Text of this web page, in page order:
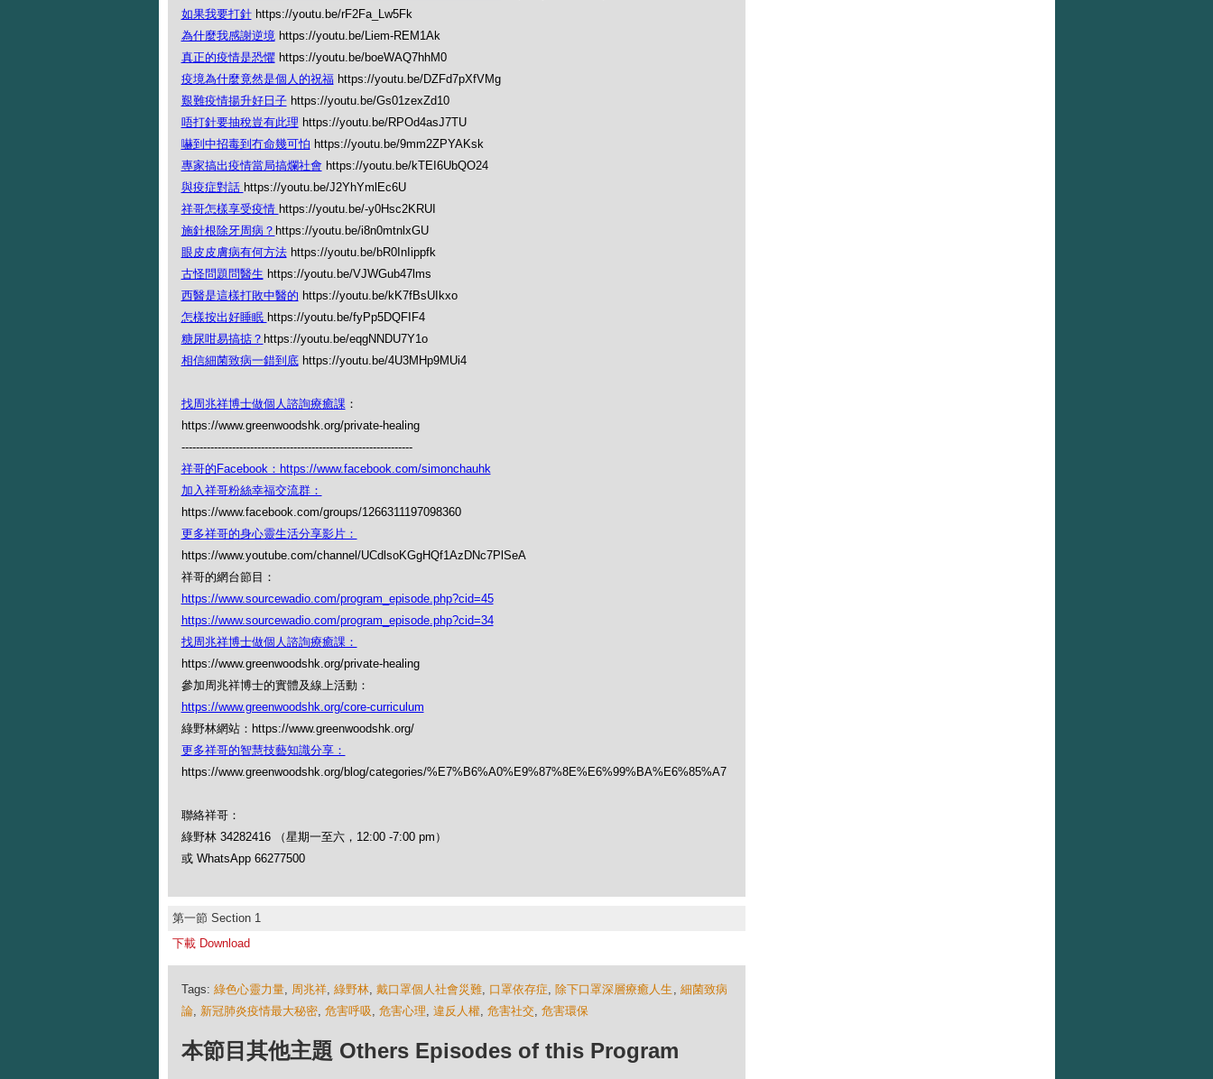
如果我要打針https://youtu.be/rF2Fa_Lw5Fk
為什麼我感謝逆境https://youtu.be/Liem-REM1Ak
真正的疫情是恐懼https://youtu.be/boeWAQ7hhM0
疫境為什麼竟然是個人的祝福https://youtu.be/DZFd7pXfVMg
艱難疫情揚升好日子https://youtu.be/Gs01zexZd10
唔打針要抽稅豈有此理 https://youtu.be/RPOd4asJ7TU
嚇到中招毒到冇命幾可怕 https://youtu.be/9mm2ZPYAKsk
專家搞出疫情當局搞爛社會 https://youtu.be/kTEI6UbQO24
與疫症對話 https://youtu.be/J2YhYmlEc6U
祥哥怎樣享受疫情 https://youtu.be/-y0Hsc2KRUI
施針根除牙周病？ https://youtu.be/i8n0mtnlxGU
眼皮皮膚病有何方法https://youtu.be/bR0InIippfk
古怪問題問醫生 https://youtu.be/VJWGub47lms
西醫是這樣打敗中醫的 https://youtu.be/kK7fBsUIkxo
怎樣按出好睡眠 https://youtu.be/fyPp5DQFIF4
糖尿咁易搞掂？ https://youtu.be/eqgNNDU7Y1o
相信細菌致病一錯到底https://youtu.be/4U3MHp9MUi4
找周兆祥博士做個人諮詢療癒課：
https://www.greenwoodshk.org/private-healing
----------------------------------------------------------------
祥哥的Facebook：https://www.facebook.com/simonchauhk
加入祥哥粉絲幸福交流群：
https://www.facebook.com/groups/1266311197098360
更多祥哥的身心靈生活分享影片：
https://www.youtube.com/channel/UCdlsoKGgHQf1AzDNc7PlSeA
祥哥的網台節目：
https://www.sourcewadio.com/program_episode.php?cid=45
https://www.sourcewadio.com/program_episode.php?cid=34
找周兆祥博士做個人諮詢療癒課：
https://www.greenwoodshk.org/private-healing
參加周兆祥博士的實體及線上活動：
https://www.greenwoodshk.org/core-curriculum
綠野林網站：https://www.greenwoodshk.org/
更多祥哥的智慧技藝知識分享：
https://www.greenwoodshk.org/blog/categories/%E7%B6%A0%E9%87%8E%E6%99%BA%E6%85%A7
聯絡祥哥：
綠野林 34282416 （星期一至六，12:00 -7:00 pm）
或 WhatsApp 66277500
第一節 Section 1
下載 Download
Tags: 綠色心靈力量, 周兆祥, 綠野林, 戴口罩個人社會災難, 口罩依存症, 除下口罩深層療癒人生 , 細菌致病
論, 新冠肺炎疫情最大秘密, 危害呼吸, 危害心理, 違反人權, 危害社交, 危害環保
本節目其他主題 Others Episodes of this Program